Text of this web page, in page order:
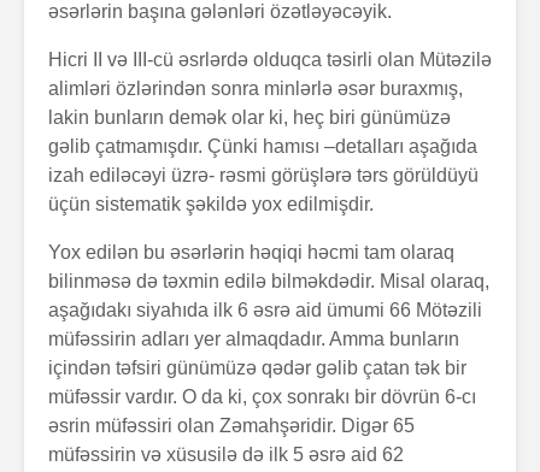
əsərlərin başına gələnləri özətləyəcəyik.
Hicri II və III-cü əsrlərdə olduqca təsirli olan Mütəzilə
alimləri özlərindən sonra minlərlə əsər buraxmış,
lakin bunların demək olar ki, heç biri günümüzə
gəlib çatmamışdır. Çünki hamısı –detalları aşağıda
izah ediləcəyi üzrə- rəsmi görüşlərə tərs görüldüyü
üçün sistematik şəkildə yox edilmişdir.
Yox edilən bu əsərlərin həqiqi həcmi tam olaraq
bilinməsə də təxmin edilə bilməkdədir. Misal olaraq,
aşağıdakı siyahıda ilk 6 əsrə aid ümumi 66 Mötəzili
müfəssirin adları yer almaqdadır. Amma bunların
içindən təfsiri günümüzə qədər gəlib çatan tək bir
müfəssir vardır. O da ki, çox sonrakı bir dövrün 6-cı
əsrin müfəssiri olan Zəmahşəridir. Digər 65
müfəssirin və xüsusilə də ilk 5 əsrə aid 62